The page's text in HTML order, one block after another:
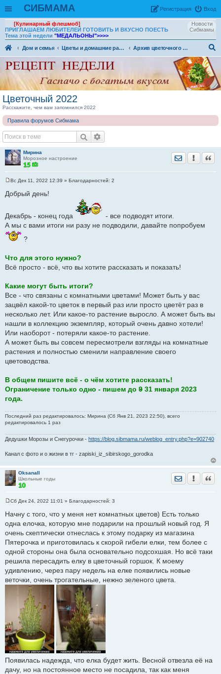
СИБМАМА Вход
Рeгиcтpaция
Новости
Сибмамы
[Кулинарный флешмоб]
ПРИГЛАШАЕМ ЛЮБИТЕЛЕЙ ГОТОВИТЬ И ВКУСНО ПОЕСТЬ
Тема этой недели "МЕДАЛЬОНЫ">>>>
Дом и семья Цветы и домашние растения
Архив цветочного форума
ск
Цветочный 2022
Расскажите, чем вам запомнился 2022
Правила форумов Сибмама
Мирина
Морозное настроение
Отправить
о
е
и
е
Вс Дек 11, 2022 12:39 » Благодарностей: 2
Добрый день!
Декабрь - конец года
- все подводят итоги.
А мы с вами итоги ни разу не подводили, давайте попробуем
?
Что для этого нужно?
Всё просто - всё, что вы хотите рассказать и показать!
Какие могут быть итоги?
Все - что связаны с комнатными цветами! Может быть у вас
зацвёл какой-то цветок в первый раз или просто цветёт раз в
несколько лет. Или какое-то растение выросло. А может быть вы
нашли в коллекцию экземпляр, который очень давно хотели!
Или наоборот - потеряли какое-то растение.
А может быть вы совсем пересмотрели взгляды на комнатные
растения и полностью сменили направление своего
цветоводства.
В общем пишите всё - о чём хотите рассказать!
Ограничение только одно - пишем до 9 31 января 2023
года.
Последний раз редактировалось: Мирина (Сб Янв 21, 2023 22:50), всего
редактировалось 1 раз
Дедушки Морозы и Снегурочки - https://blog.sibmama.ru/weblog_entry.php?e=902740
Канал с фото и о жизни в тг - zapiski_iz_sibirskogo_gorodka
OksanaII
Школьные годы
Отправить
о
б
щ
е
н
е
Сб Дек 24, 2022 11:01 » Благодарностей: 3
Начну с того, что у меня нет комнатных цветов) Есть только
одна елочка, которую мне подарили на прошлый новый год. Я
очень скептически отнеслась к этому подарку из магазина
Пятерочка и приготовилась к скорой гибели елки, тем более с
одной стороны она была основательно подсохшая. Но всё таки
решила пересадить елку в цветочный горшок. К моему
удивлению, через пару недель на елке появились новые
веточки, очень трогательные, нежно зеленого цвета.
Появилась надежда, что елка будет жить. Весной отвезла её на
дачу, но на постоянное место не посадила, так как меня